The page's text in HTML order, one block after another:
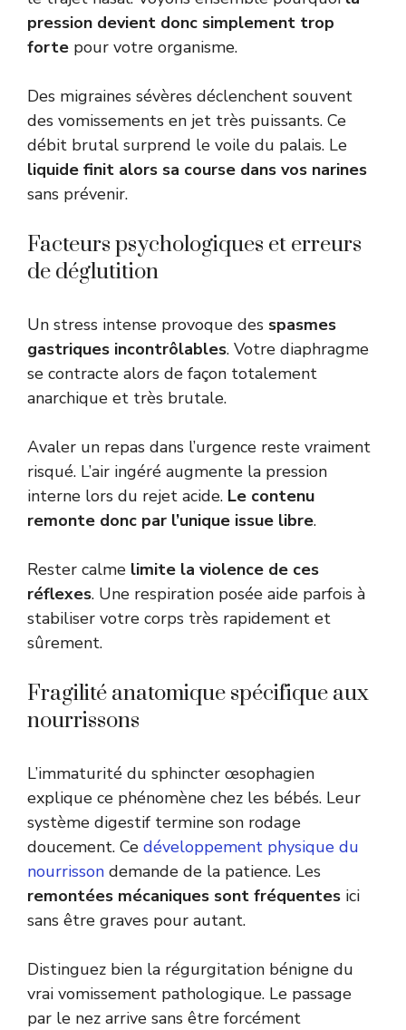
pression devient donc simplement trop
forte pour votre organisme.
Des migraines sévères déclenchent souvent
des vomissements en jet très puissants. Ce
débit brutal surprend le voile du palais. Le
liquide finit alors sa course dans vos narines
sans prévenir.
Facteurs psychologiques et erreurs
de déglutition
Un stress intense provoque des spasmes
gastriques incontrôlables. Votre diaphragme
se contracte alors de façon totalement
anarchique et très brutale.
Avaler un repas dans l’urgence reste vraiment
risqué. L’air ingéré augmente la pression
interne lors du rejet acide. Le contenu
remonte donc par l’unique issue libre.
Rester calme limite la violence de ces
réflexes. Une respiration posée aide parfois à
stabiliser votre corps très rapidement et
sûrement.
Fragilité anatomique spécifique aux
nourrissons
L’immaturité du sphincter œsophagien
explique ce phénomène chez les bébés. Leur
système digestif termine son rodage
doucement. Ce développement physique du
nourrisson demande de la patience. Les
remontées mécaniques sont fréquentes ici
sans être graves pour autant.
Distinguez bien la régurgitation bénigne du
vrai vomissement pathologique. Le passage
par le nez arrive sans être forcément